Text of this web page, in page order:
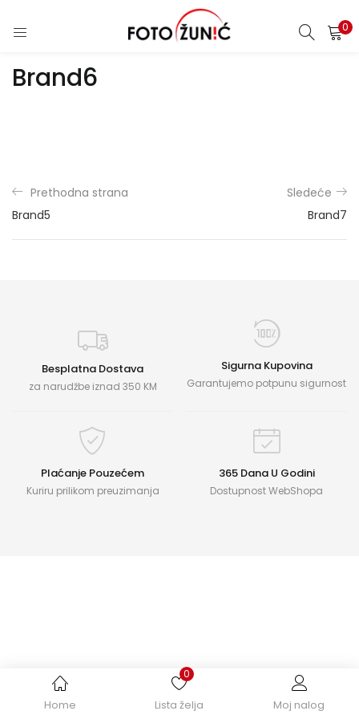
0
Home
0
Lista želja Moj nalog
Brand6
Prethodna strana
Brand5
Sledeće
Brand7
Besplatna Dostava
za narudžbe iznad 350 KM
Sigurna Kupovina
Garantujemo potpunu sigurnost
Plaćanje Pouzećem
Kuriru prilikom preuzimanja
365 Dana U Godini
Dostupnost WebShopa